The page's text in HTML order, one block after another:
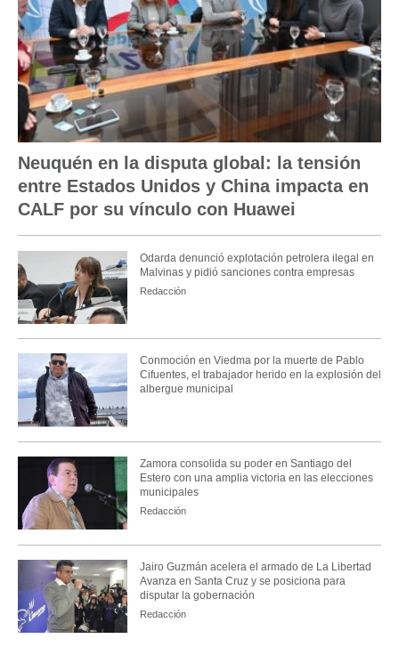
Neuquén en la disputa global: la tensión
entre Estados Unidos y China impacta en
CALF por su vínculo con Huawei
Odarda denunció explotación petrolera ilegal en
Malvinas y pidió sanciones contra empresas
Redacción
Conmoción en Viedma por la muerte de Pablo
Cifuentes, el trabajador herido en la explosión del
albergue municipal
Zamora consolida su poder en Santiago del
Estero con una amplia victoria en las elecciones
municipales
Redacción
Jairo Guzmán acelera el armado de La Libertad
Avanza en Santa Cruz y se posiciona para
disputar la gobernación
Redacción